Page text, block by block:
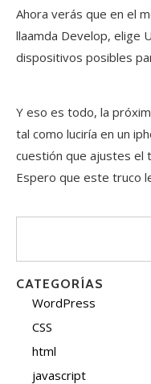
Ahora verás que en el
llaamda Develop, elige
dispositivos posibles
Y eso es todo, la
tal como luciría en un
cuestión que ajustes el
Espero que este truco
CATEGORÍAS
WordPress
CSS
html
javascript